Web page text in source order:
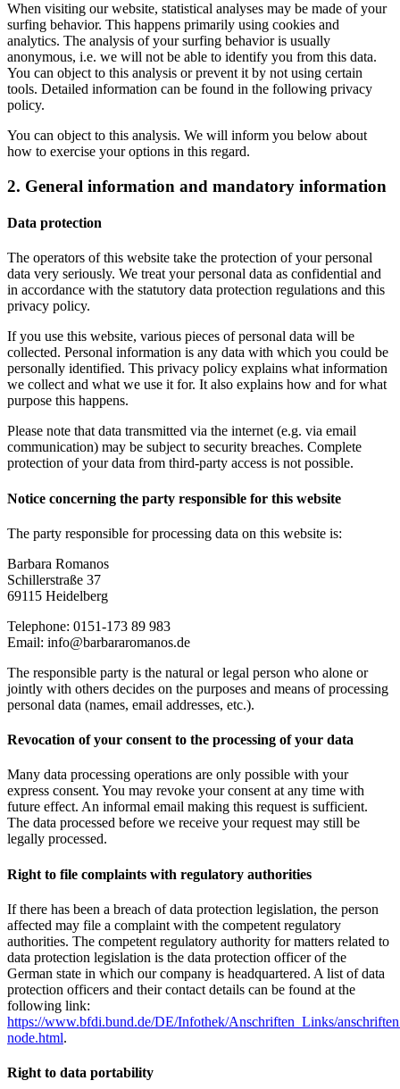
When visiting our website, statistical analyses may be made of your
surfing behavior. This happens primarily using cookies and
analytics. The analysis of your surfing behavior is usually
anonymous, i.e. we will not be able to identify you from this data.
You can object to this analysis or prevent it by not using certain
tools. Detailed information can be found in the following privacy
policy.
You can object to this analysis. We will inform you below about
how to exercise your options in this regard.
2. General information and mandatory information
Data protection
The operators of this website take the protection of your personal
data very seriously. We treat your personal data as confidential and
in accordance with the statutory data protection regulations and this
privacy policy.
If you use this website, various pieces of personal data will be
collected. Personal information is any data with which you could be
personally identified. This privacy policy explains what information
we collect and what we use it for. It also explains how and for what
purpose this happens.
Please note that data transmitted via the internet (e.g. via email
communication) may be subject to security breaches. Complete
protection of your data from third-party access is not possible.
Notice concerning the party responsible for this website
The party responsible for processing data on this website is:
Barbara Romanos
Schillerstraße 37
69115 Heidelberg
Telephone: 0151-173 89 983
Email: info@barbararomanos.de
The responsible party is the natural or legal person who alone or
jointly with others decides on the purposes and means of processing
personal data (names, email addresses, etc.).
Revocation of your consent to the processing of your data
Many data processing operations are only possible with your
express consent. You may revoke your consent at any time with
future effect. An informal email making this request is sufficient.
The data processed before we receive your request may still be
legally processed.
Right to file complaints with regulatory authorities
If there has been a breach of data protection legislation, the person
affected may file a complaint with the competent regulatory
authorities. The competent regulatory authority for matters related to
data protection legislation is the data protection officer of the
German state in which our company is headquartered. A list of data
protection officers and their contact details can be found at the
following link:
https://www.bfdi.bund.de/DE/Infothek/Anschriften_Links/
node.html.
Right to data portability